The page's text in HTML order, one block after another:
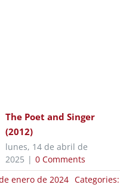
The Poet and Singer
(2012)
lunes, 14 de abril de
2025 | 0 Comments
enero de 2024 Categories: